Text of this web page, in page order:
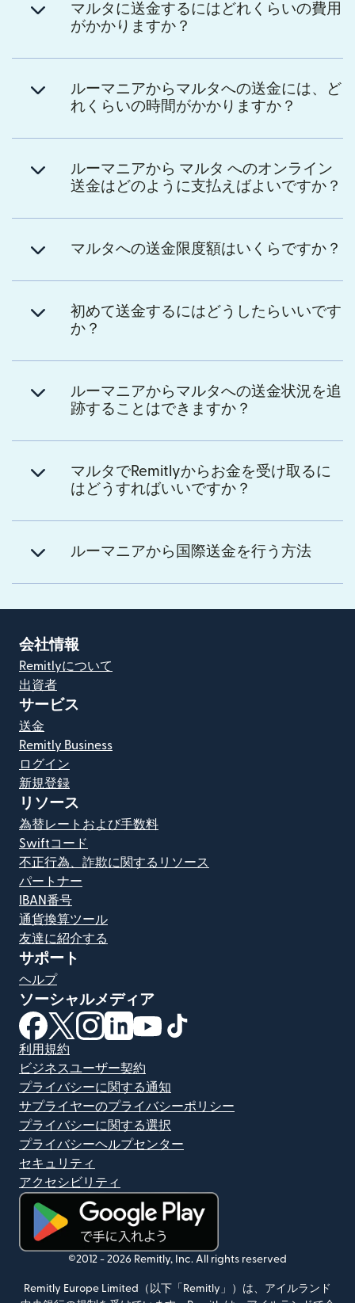
マルタに送金するにはどれくらいの費用
がかかりますか？
ルーマニアからマルタへの送金には、ど
れくらいの時間がかかりますか？
ルーマニアから マルタ へのオンライン
送金はどのように支払えばよいですか？
マルタへの送金限度額はいくらですか？
初めて送金するにはどうしたらいいです
か？
ルーマニアからマルタへの送金状況を追
跡することはできますか？
マルタでRemitlyからお金を受け取るに
はどうすればいいですか？
ルーマニアから国際送金を行う方法
会社情報
Remitlyについて
出資者
サービス
送金
Remitly Business
ログイン
新規登録
リソース
為替レートおよび手数料
Swiftコード
不正行為、詐欺に関するリソース
パートナー
IBAN番号
通貨換算ツール
友達に紹介する
サポート
ヘルプ
ソーシャルメディア
（別ウィンドウで開きます）
（別ウィンドウで開きます）
（別ウィンドウで開きます）
（別ウィンドウで開きます）
（別ウィンドウで開きます）
利用規約
ビジネスユーザー契約
プライバシーに関する通知
サプライヤーのプライバシーポリシー
プライバシーに関する選択
プライバシーヘルプセンター
セキュリティ
アクセシビリティ
（別ウィンドウで開きます）
©2012 - 2026 Remitly, Inc. All rights reserved
Remitly Europe Limited（以下「Remitly」）は、アイルランド